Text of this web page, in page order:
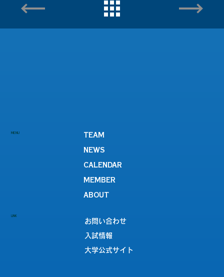
MENU
TEAM
NEWS
CALENDAR
MEMBER
ABOUT
LINK
お問い合わせ
入試情報
大学公式サイト